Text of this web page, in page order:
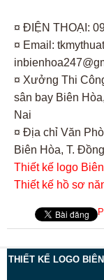
¤ ĐIỆN THOẠI:
¤ Email:
¤ Xưởng Thi
sân bay Biên
Nai
¤ Địa chỉ Văn
Biên Hòa, T.
Thiết kế logo
Thiết kế hồ sơ
THIẾT KẾ LOGO